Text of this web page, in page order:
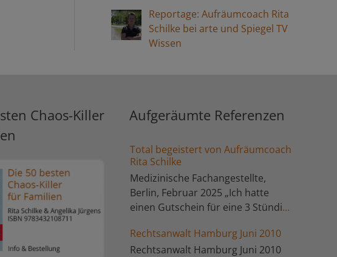
Reportage: Aufräumcoach Rita
Schilke bei arte und Spiegel TV
Wissen
Chaos-Killer
Aufgeräumte Referenzen
Total begeistert von Aufräumcoach
Rita Schilke
Medizinische Fachangestellte,
Berlin, Februar 2025 „Ich hatte
einen Gutschein für eine 3 Stündige
geschenkt bekommen und habe
ihn heute eingelöst. Ich bin total
Rechtsanwalt Hamburg Juni 2010
Rechtsanwalt Hamburg Juni 2010